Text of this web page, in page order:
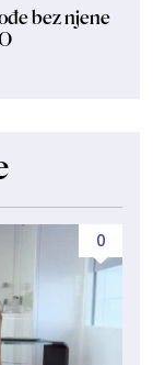
bez njene
0